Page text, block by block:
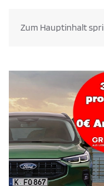
Zum Hauptinhalt